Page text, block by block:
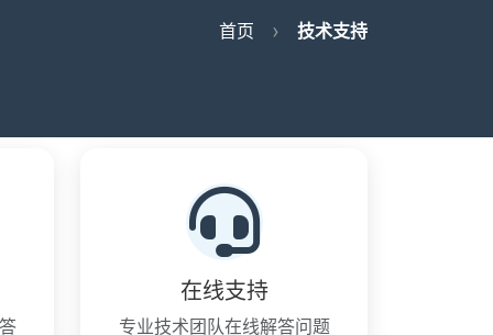
首页 技术支持
在线支持
专业技术团队在线解答问题